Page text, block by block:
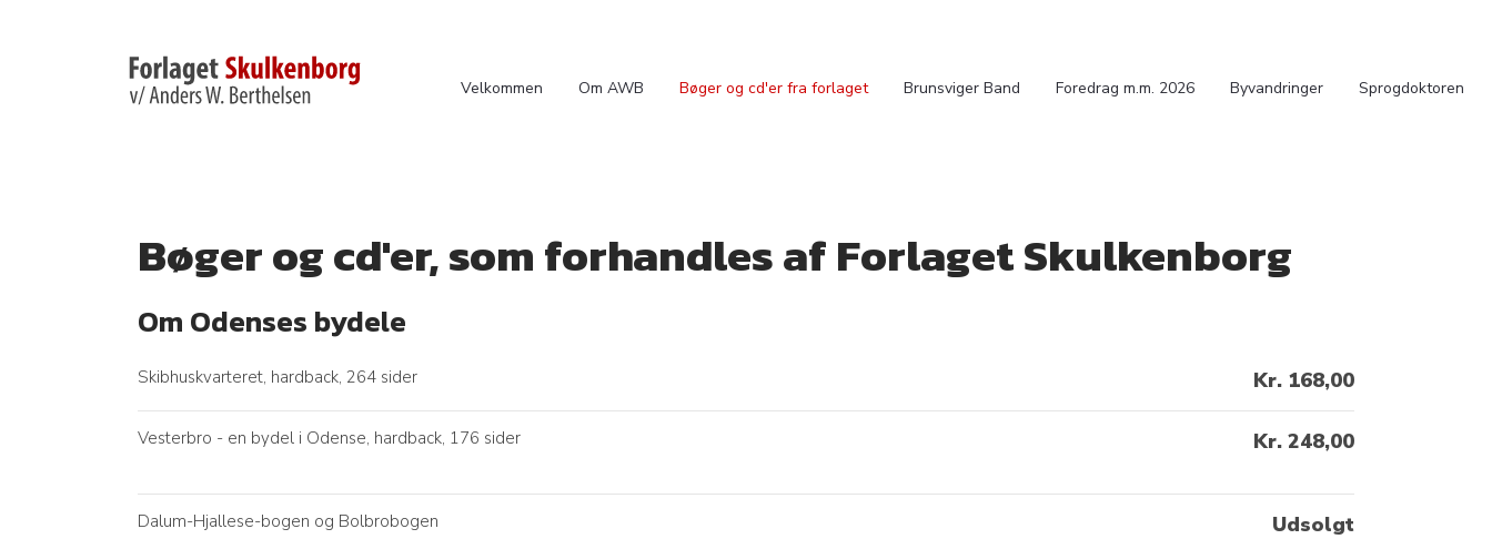
Velkommen Om AWB Bøger og cd'er fra forlaget Brunsviger Band Foredrag m.m. 2026 Byvandringer Sprogdoktoren
Bøger og cd'er, som forhandles af Forlaget Skulkenborg
Om Odenses bydele
Skibhuskvarteret, hardback, 264 sider Kr. 168,00
Vesterbro - en bydel i Odense, hardback, 176 sider Kr. 248,00
Dalum-Hjallese-bogen og Bolbrobogen Udsolgt